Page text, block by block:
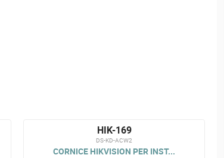
HIK-169
DS-KD-ACW2
CORNICE HIKVISION PER INST...